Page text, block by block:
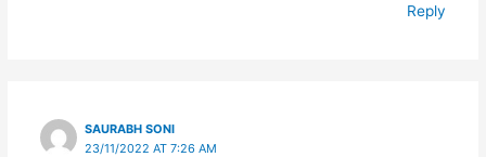
Reply
SAURABH SONI
23/11/2022 AT 7:26 AM